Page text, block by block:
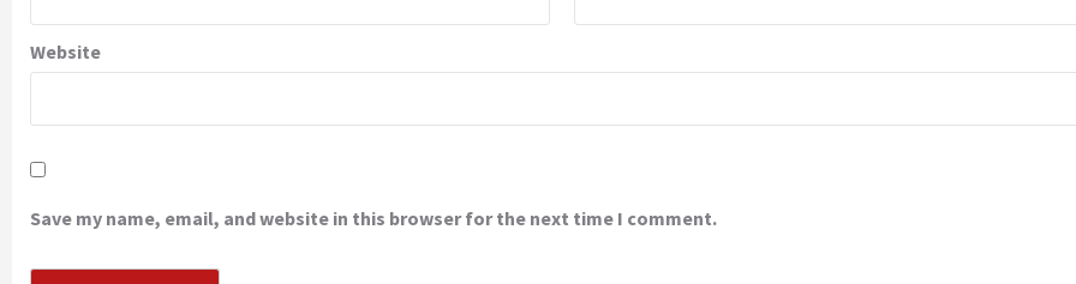
Website
Save my name, email, and website in this browser for the next time I comment.